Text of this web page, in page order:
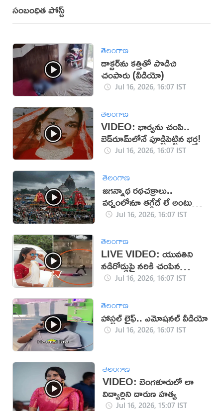
సంబంధిత పోస్ట్
తెలంగాణ
డాక్టర్‌ను కత్తితో పొడిచి
చంపారు (వీడియో)
Jul 16, 2026, 16:07 IST
తెలంగాణ
VIDEO: భార్యను చంపి..
బెడ్‌రూమ్‌లోనే పూడ్చిపెట్టిన భర్త!
Jul 16, 2026, 16:07 IST
తెలంగాణ
జగన్నాథ రథచక్రాలు..
వర్షంలోనూ తగ్గేదే లే అంటున్న
భక్తులుJul 16, 2026, 16:07 IST
తెలంగాణ
LIVE VIDEO: యువతిని
నడిరోడ్డుపై నరికి చంపిన
కిరాతకుడు
Jul 16, 2026, 16:07 IST
తెలంగాణ
హాస్టల్ లైఫ్.. ఎమోషనల్ వీడియో
Jul 16, 2026, 16:07 IST
తెలంగాణ
VIDEO: బెంగళూరులో లా
విద్యార్థిని దారుణ హత్య
Jul 16, 2026, 15:07 IST